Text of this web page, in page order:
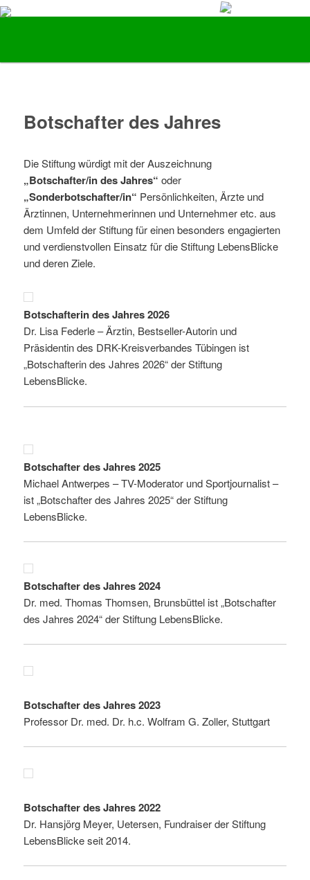
Stiftung LebensBlicke
Botschafter des Jahres
Die Stiftung würdigt mit der Auszeichnung
„Botschafter/in des Jahres“ oder
„Sonderbotschafter/in“ Persönlichkeiten, Ärzte und
Ärztinnen, Unternehmerinnen und Unternehmer etc. aus
dem Umfeld der Stiftung für einen besonders engagierten
und verdienstvollen Einsatz für die Stiftung LebensBlicke
und deren Ziele.
Botschafterin des Jahres 2026
Dr. Lisa Federle – Ärztin, Bestseller-Autorin und
Präsidentin des DRK-Kreisverbandes Tübingen ist
„Botschafterin des Jahres 2026“ der Stiftung
LebensBlicke.
Botschafter des Jahres 2025
Michael Antwerpes – TV-Moderator und Sportjournalist –
ist „Botschafter des Jahres 2025“ der Stiftung
LebensBlicke.
Botschafter des Jahres 2024
Dr. med. Thomas Thomsen, Brunsbüttel ist „Botschafter
des Jahres 2024“ der Stiftung LebensBlicke.
Botschafter des Jahres 2023
Professor Dr. med. Dr. h.c. Wolfram G. Zoller, Stuttgart
Botschafter des Jahres 2022
Dr. Hansjörg Meyer, Uetersen, Fundraiser der Stiftung
LebensBlicke seit 2014.